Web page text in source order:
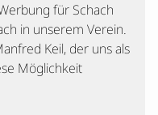
für Schach
in unserem Verein.
Keil, der uns als
Möglichkeit